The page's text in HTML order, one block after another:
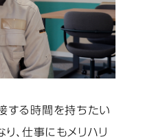
する時間を持ちたい
、仕事にもメリハリ